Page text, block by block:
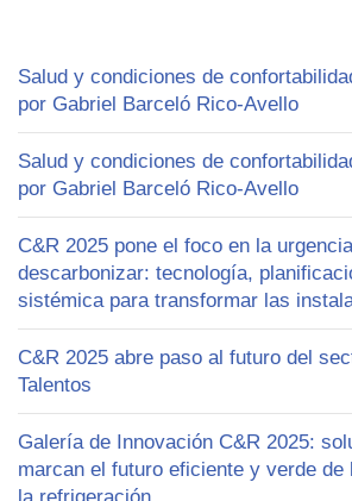
Salud y condiciones de
por Gabriel Barceló Rico-Avello
Salud y condiciones de
por Gabriel Barceló Rico-Avello
C&R 2025 pone el foco en la
descarbonizar: tecnología,
sistémica para transformar las
C&R 2025 abre paso al futuro del
Talentos
Galería de Innovación C&R 2025:
marcan el futuro eficiente y verde